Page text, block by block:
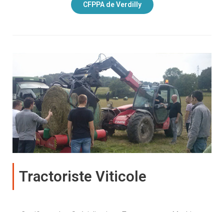
CFPPA de Verdilly
Tractoriste Viticole